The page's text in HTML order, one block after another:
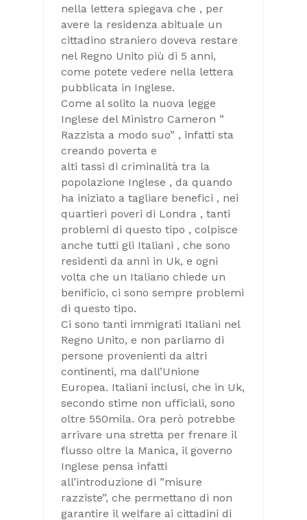
nella lettera spiegava che , per
avere la residenza abituale un
cittadino straniero doveva restare
nel Regno Unito più di 5 anni,
come potete vedere nella lettera
pubblicata in Inglese.
Come al solito la nuova legge
Inglese del Ministro Cameron ”
Razzista a modo suo” , infatti sta
creando poverta e
alti tassi di criminalità tra la
popolazione Inglese , da quando
ha iniziato a tagliare benefici , nei
quartieri poveri di Londra , tanti
problemi di questo tipo , colpisce
anche tutti gli Italiani , che sono
residenti da anni in Uk, e ogni
volta che un Italiano chiede un
benificio, ci sono sempre problemi
di questo tipo.
Ci sono tanti immigrati Italiani nel
Regno Unito, e non parliamo di
persone provenienti da altri
continenti, ma dall’Unione
Europea. Italiani inclusi, che in Uk,
secondo stime non ufficiali, sono
oltre 550mila. Ora però potrebbe
arrivare una stretta per frenare il
flusso oltre la Manica, il governo
Inglese pensa infatti
all’introduzione di ”misure
razziste”, che permettano di non
garantire il welfare ai cittadini di